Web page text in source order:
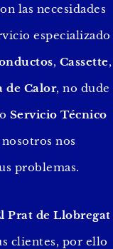
las necesidades
especializado
, Cassette,
de Calor, no dude
Servicio Técnico
nosotros nos
problemas.
Prat de Llobregat
clientes, por ello